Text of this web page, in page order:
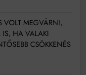
VOLT MEGVÁRNI,
IS, HA VALAKI
CSÖKKENÉS